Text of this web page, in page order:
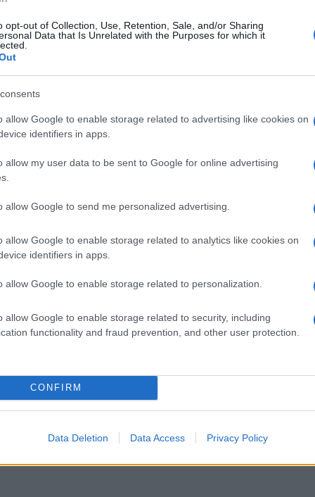
opt-out of Collection, Use, Retention, Sale, and/or Sharing
Data that Is Unrelated with the Purposes for which it
allow Google to enable storage related to advertising like cookies on
identifiers in apps.
allow my user data to be sent to Google for online advertising
allow Google to send me personalized advertising.
allow Google to enable storage related to analytics like cookies on
identifiers in apps.
allow Google to enable storage related to personalization.
allow Google to enable storage related to security, including
functionality and fraud prevention, and other user protection.
CONFIRM
Data Deletion Data Access Privacy Policy
κατέληξε ο κ. Κεφαλογιάννης.
ΑΡΧΕΙΟΥ
και μάθετε πρώτοι όλες τις ειδήσεις.
απαραίτητα τον ιστότοπο. Απαγορεύεται η αναδημοσίευση
Σε αντίθετη περίπτωση θα λαμβάνονται νομικά μέτρα. Ο
το δικαίωμα ελέγχου των σχολίων, τα οποία εκφράζουν